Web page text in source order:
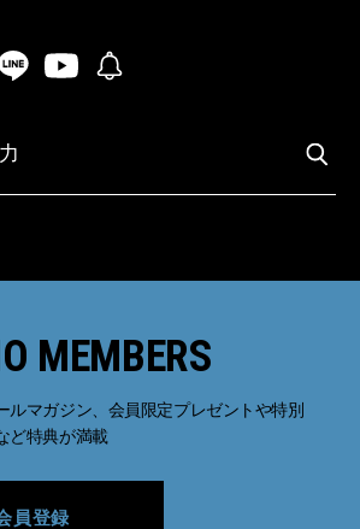
MEMBERS
ルマガジン、会員限定プレゼントや特別
ど特典が満載
員登録